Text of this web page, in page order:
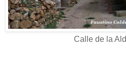
Calle de la